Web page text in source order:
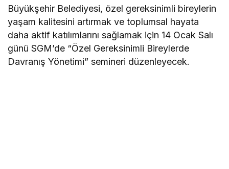
Büyükşehir Belediyesi, özel gereksinimli bireylerin
yaşam kalitesini artırmak ve toplumsal hayata
daha aktif katılımlarını sağlamak için 14 Ocak Salı
günü SGM’de “Özel Gereksinimli Bireylerde
Davranış Yönetimi” semineri düzenleyecek.